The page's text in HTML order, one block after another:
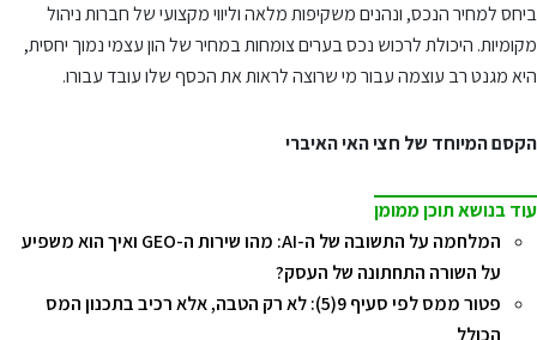
ביחס למחיר הנכס, ונהנים משקיפות מלאה וליווי מקצועי של חברות ניהול
מקומיות. היכולת לרכוש נכס בערים צומחות במחיר של הון עצמי נמוך יחסית,
היא מגנט רב עוצמה עבור מי שרוצה לראות את הכסף שלו עובד עבורו.
הקסם המיוחד של חצי האי האיברי
עוד בנושא תוכן ממומן
המלחמה על התשובה של ה-AI: מהו שירות ה-GEO ואיך הוא משפיע
על השורה התחתונה של העסק?
פטור ממס לפי סעיף 9(5): לא רק הטבה, אלא רכיב בתכנון המס
הכולל